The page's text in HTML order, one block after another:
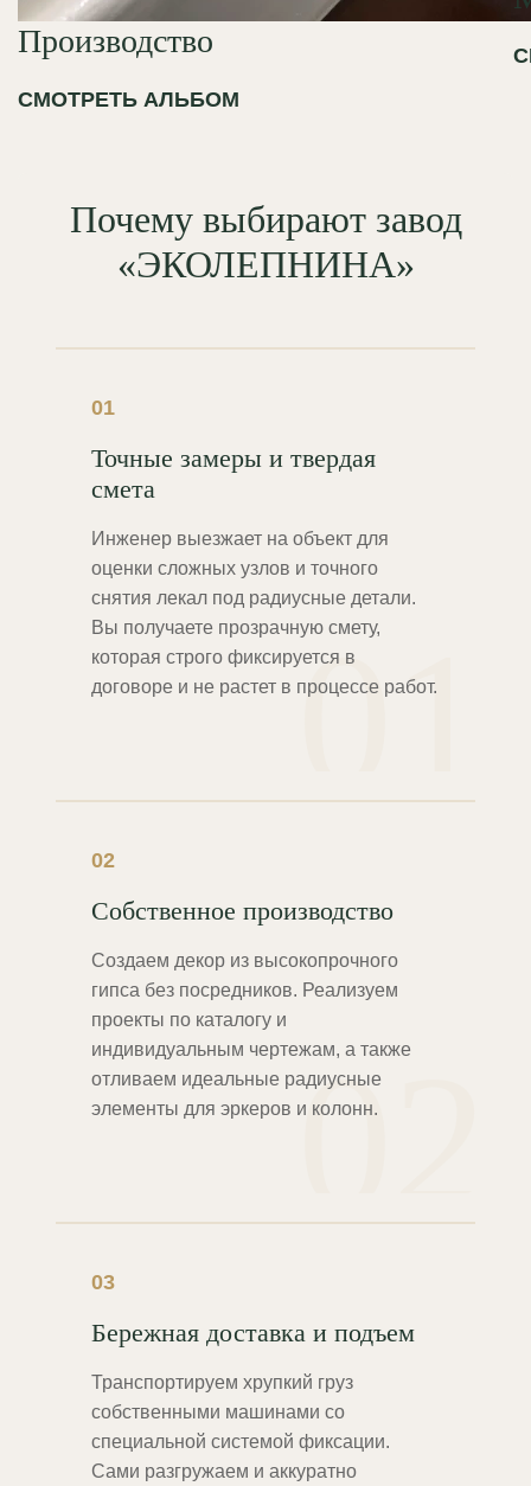
Производство
СМОТРЕТЬ АЛЬБОМ
Почему выбирают завод
«ЭКОЛЕПНИНА»
01
01
Точные замеры и твердая
смета
Инженер выезжает на объект для
оценки сложных узлов и точного
снятия лекал под радиусные детали.
Вы получаете прозрачную смету,
которая строго фиксируется в
договоре и не растет в процессе работ.
02
02
Собственное производство
Создаем декор из высокопрочного
гипса без посредников. Реализуем
проекты по каталогу и
индивидуальным чертежам, а также
отливаем идеальные радиусные
элементы для эркеров и колонн.
03
Бережная доставка и подъем
Транспортируем хрупкий груз
собственными машинами со
специальной системой фиксации.
Сами разгружаем и аккуратно